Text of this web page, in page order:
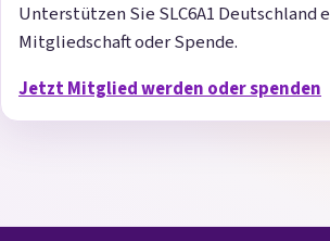
Unterstützen Sie SLC6A1 Deutschland
Mitgliedschaft oder Spende.
Jetzt Mitglied werden oder spenden